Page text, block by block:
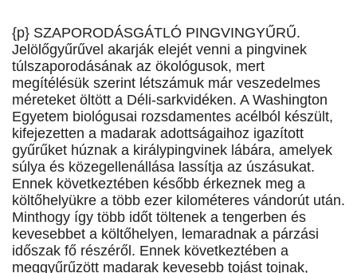
{p} SZAPORODÁSGÁTLÓ PINGVINGYŰRŰ.
Jelölőgyűrűvel akarják elejét venni a pingvinek
túlszaporodásának az ökológusok, mert
megítélésük szerint létszámuk már veszedelmes
méreteket öltött a Déli-sarkvidéken. A Washington
Egyetem biológusai rozsdamentes acélból készült,
kifejezetten a madarak adottságaihoz igazított
gyűrűket húznak a királypingvinek lábára, amelyek
súlya és közegellenállása lassítja az úszásukat.
Ennek következtében később érkeznek meg a
költőhelyükre a több ezer kilométeres vándorút után.
Minthogy így több időt töltenek a tengerben és
kevesebbet a költőhelyen, lemaradnak a párzási
időszak fő részéről. Ennek következtében a
meggyűrűzött madarak kevesebb tojást tojnak,